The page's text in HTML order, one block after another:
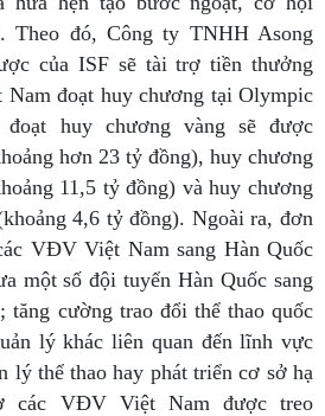
Theo đó, Công ty TNHH Asong
của ISF sẽ tài trợ tiền thưởng
đoạt huy chương tại Olympic
huy chương vàng sẽ được
hơn 23 tỷ đồng), huy chương
11,5 tỷ đồng) và huy chương
4,6 tỷ đồng). Ngoài ra, đơn
VĐV Việt Nam sang Hàn Quốc
một số đội tuyển Hàn Quốc sang
tăng cường trao đổi thể thao quốc
lý khác liên quan đến lĩnh vực
lý thể thao hay phát triển cơ sở hạ
các VĐV Việt Nam được treo